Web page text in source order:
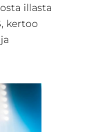
illasta
kertoo